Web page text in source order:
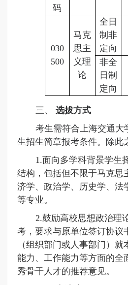
码
030
500
马克
思主
义理
论
全日
制非
定向
非全
日制
定向
三、
选拔方式
考生需符合上海交通大
生招生简章报考条件。除此
1.面向多学科背景学生
结构，包括但不限于马克思
济学、政治学、历史学、法
等专业。
2.鼓励高校思想政治理
考，要求与原单位签订协议
（组织部门或人事部门）
能力、工作能力等方面的全
秀骨干人才的推荐意见。